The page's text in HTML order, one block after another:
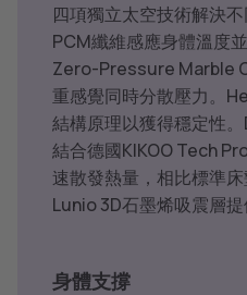
四項獨立太空技術解決
PCM纖維感應身體溫度
Zero-Pressure Marble
重感覺同時分散壓力。
結構原理以獲得穩定性
結合德國KIKOO Tech
速散發熱量，相比標準床
Lunio 3D石墨烯吸震層提
身體支撐